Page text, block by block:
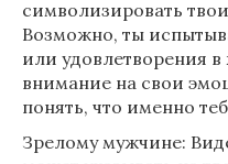
символизировать
Возможно, ты
или удовлетворения
внимание на свои
понять, что именно
Зрелому мужчине: